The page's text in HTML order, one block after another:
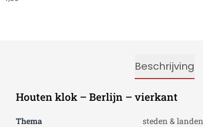
Beschrijving
Houten klok – Berlijn – vierkant
Thema steden & landen